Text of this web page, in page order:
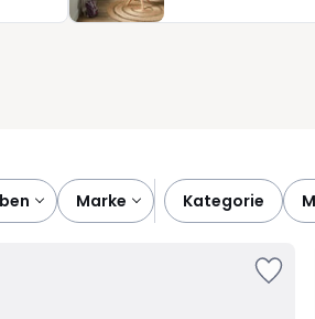
erleichtert.
marke kategorie